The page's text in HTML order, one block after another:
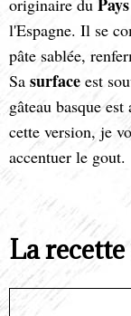
originaire du
l'Espagne. Il se
pâte sablée,
Sa surface est
gâteau basque
cette version, je
accentuer le gout.
La